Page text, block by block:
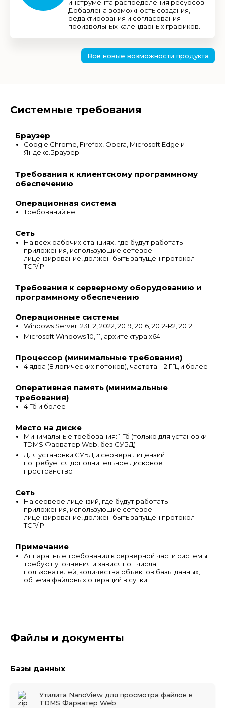
инструмента распределения ресурсов.
Добавлена возможность создания,
редактирования и согласования
произвольных календарных графиков.
Все новые возможности продукта
Системные требования
Браузер
Google Chrome, Firefox, Opera, Microsoft Edge и
Яндекс.Браузер
Требования к клиентскому программному
обеспечению
Операционная система
Требований нет
Сеть
На всех рабочих станциях, где будут работать
приложения, использующие сетевое
лицензирование, должен быть запущен протокол
TCP/IP
Требования к серверному оборудованию и
программному обеспечению
Операционные системы
Windows Server: 23H2, 2022, 2019, 2016, 2012-R2, 2012
Microsoft Windows 10, 11, архитектура x64
Процессор (минимальные требования)
4 ядра (8 логических потоков), частота – 2 ГГц и более
Оперативная память (минимальные
требования)
4 Гб и более
Место на диске
Минимальные требования: 1 Гб (только для установки
TDMS Фарватер Web, без СУБД)
Для установки СУБД и сервера лицензий
потребуется дополнительное дисковое
пространство
Сеть
На сервере лицензий, где будут работать
приложения, использующие сетевое
лицензирование, должен быть запущен протокол
TCP/IP
Примечание
Аппаратные требования к серверной части системы
требуют уточнения и зависят от числа
пользователей, количества объектов базы данных,
объема файловых операций в сутки
Файлы и документы
Базы данных
Утилита NanoView для просмотра файлов в
TDMS Фарватер Web